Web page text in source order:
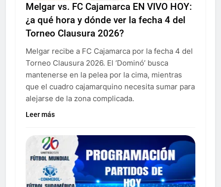
Melgar vs. FC Cajamarca EN VIVO HOY:
¿a qué hora y dónde ver la fecha 4 del
Torneo Clausura 2026?
Melgar recibe a FC Cajamarca por la fecha 4 del
Torneo Clausura 2026. El ‘Dominó’ busca
mantenerse en la pelea por la cima, mientras
que el cuadro cajamarquino necesita sumar para
alejarse de la zona complicada.
Leer más